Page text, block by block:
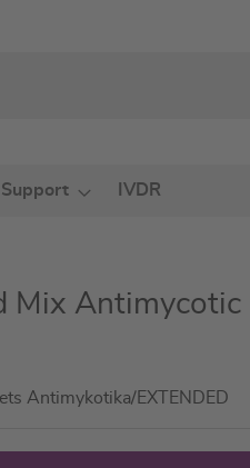
IVDR
Mix Antimycotic
Antimykotika/EXTENDED